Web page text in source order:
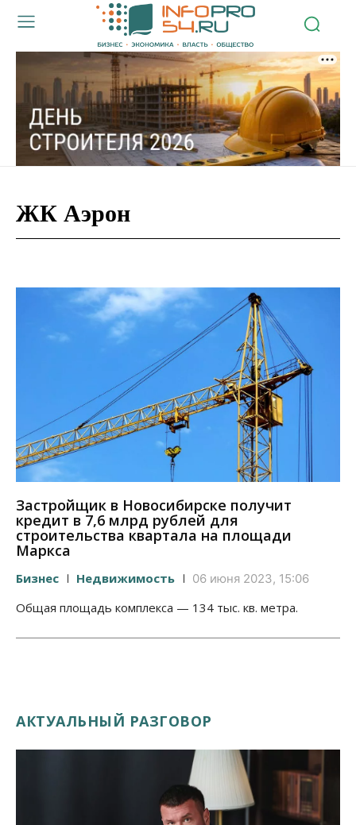
ЖК Аэрон
Застройщик в Новосибирске получит
кредит в 7,6 млрд рублей для
строительства квартала на площади
Маркса
Бизнес Недвижимость 06 июня 2023, 15:06
Общая площадь комплекса — 134 тыс. кв. метра.
АКТУАЛЬНЫЙ РАЗГОВОР